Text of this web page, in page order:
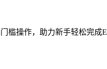
槛操作，助力新手轻松完